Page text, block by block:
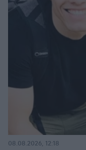
08.08.2026, 12:18